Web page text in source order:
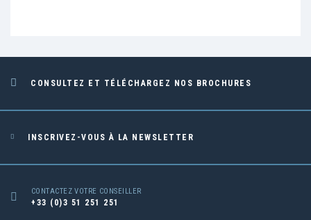
CONSULTEZ ET TÉLÉCHARGEZ NOS BROCHURES
INSCRIVEZ-VOUS À LA NEWSLETTER
CONTACTEZ VOTRE CONSEILLER
+33 (0)3 51 251 251